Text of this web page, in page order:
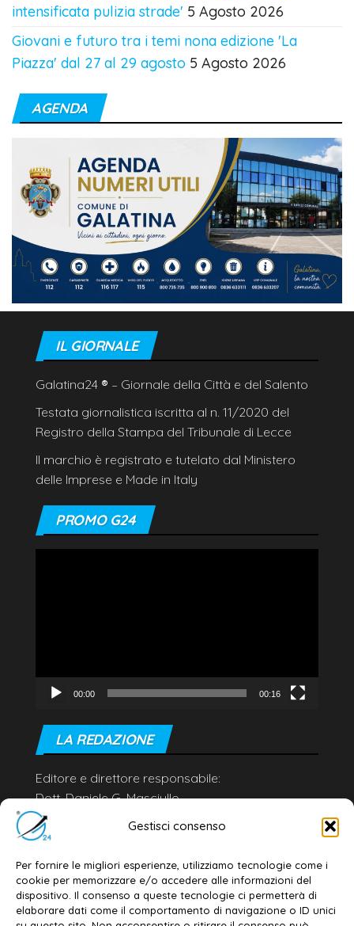
Gestisci consenso
Per fornire le migliori esperienze, utilizziamo tecnologie come i
cookie per memorizzare e/o accedere alle informazioni del
dispositivo. Il consenso a queste tecnologie ci permetterà di
elaborare dati come il comportamento di navigazione o ID unici
intensificata pulizia strade' 5 Agosto 2026
Giovani e futuro tra i temi nona edizione 'La
Piazza' dal 27 al 29 agosto 5 Agosto 2026
AGENDA
IL GIORNALE
Galatina24 ® – Giornale della Città e del Salento
Testata giornalistica iscritta al n. 11/2020 del
Registro della Stampa del Tribunale di Lecce
Il marchio è registrato e tutelato dal Ministero
delle Imprese e Made in Italy
PROMO G24
00:00 00:16
LA REDAZIONE
Editore e direttore responsabile:
Dott. Daniele G. Masciullo
Email:
redazione@galatina24.it
Privacy policy–Cookie policy